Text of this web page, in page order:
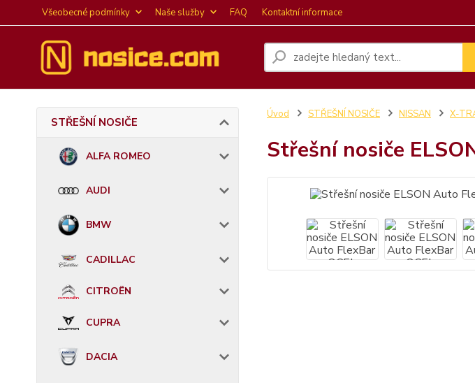
Všeobecné podmínky Naše služby FAQ Kontaktní informace
STŘEŠNÍ NOSIČE
ALFA ROMEO
AUDI
BMW
CADILLAC
CITROËN
CUPRA
DACIA
Úvod STŘEŠNÍ NOSIČE NISSAN X-
Střešní nosiče